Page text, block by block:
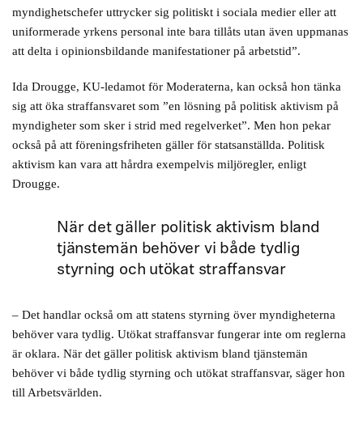
styrning och ledning i kommunal verksamhet. Delegationen fick
ett tilläggsuppdrag att utveckla samma sak för statlig verksamhet
våras fick delegationen även uppdraget att arbeta fram en
ska vara klar den 2 maj.
myndighetschefer uttrycker sig politiskt i sociala medier eller att
uniformerade yrkens personal inte bara tillåts utan även uppmanas
att delta i opinionsbildande manifestationer på arbetstid”.
Ida Drougge, KU-ledamot för Moderaterna, kan också hon tänka
sig att öka straffansvaret som ”en lösning på politisk aktivism på
myndigheter som sker i strid med regelverket”. Men hon pekar
också på att föreningsfriheten gäller för statsanställda. Politisk
aktivism kan vara att hårdra exempelvis miljöregler, enligt
Drougge.
När det gäller politisk aktivism bland
tjänstemän behöver vi både tydlig
styrning och utökat straffansvar
– Det handlar också om att statens styrning över myndigheterna
behöver vara tydlig. Utökat straffansvar fungerar inte om reglerna
är oklara. När det gäller politisk aktivism bland tjänstemän
behöver vi både tydlig styrning och utökat straffansvar, säger hon
till Arbetsvärlden.